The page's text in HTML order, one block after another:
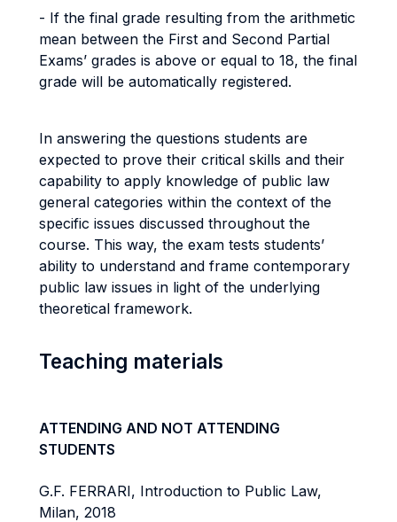
- If the final grade resulting from the arithmetic
mean between the First and Second Partial
Exams’ grades is above or equal to 18, the final
grade will be automatically registered.
In answering the questions students are
expected to prove their critical skills and their
capability to apply knowledge of public law
general categories within the context of the
specific issues discussed throughout the
course. This way, the exam tests students’
ability to understand and frame contemporary
public law issues in light of the underlying
theoretical framework.
Teaching materials
ATTENDING AND NOT ATTENDING
STUDENTS
G.F. FERRARI, Introduction to Public Law,
Milan, 2018